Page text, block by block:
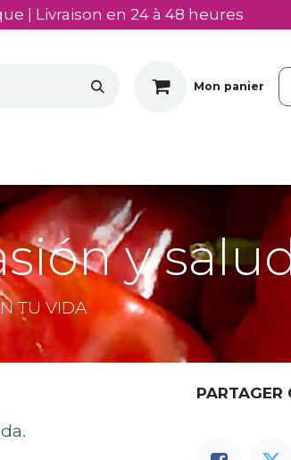
| Livraison en 24 à 48 heures
Mon panier
y
TU VIDA
PARTAGER